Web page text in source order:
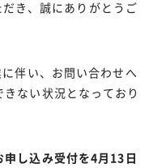
き、誠にありがとうご
伴い、お問い合わせへ
ない状況となっており
申し込み受付を4月13日